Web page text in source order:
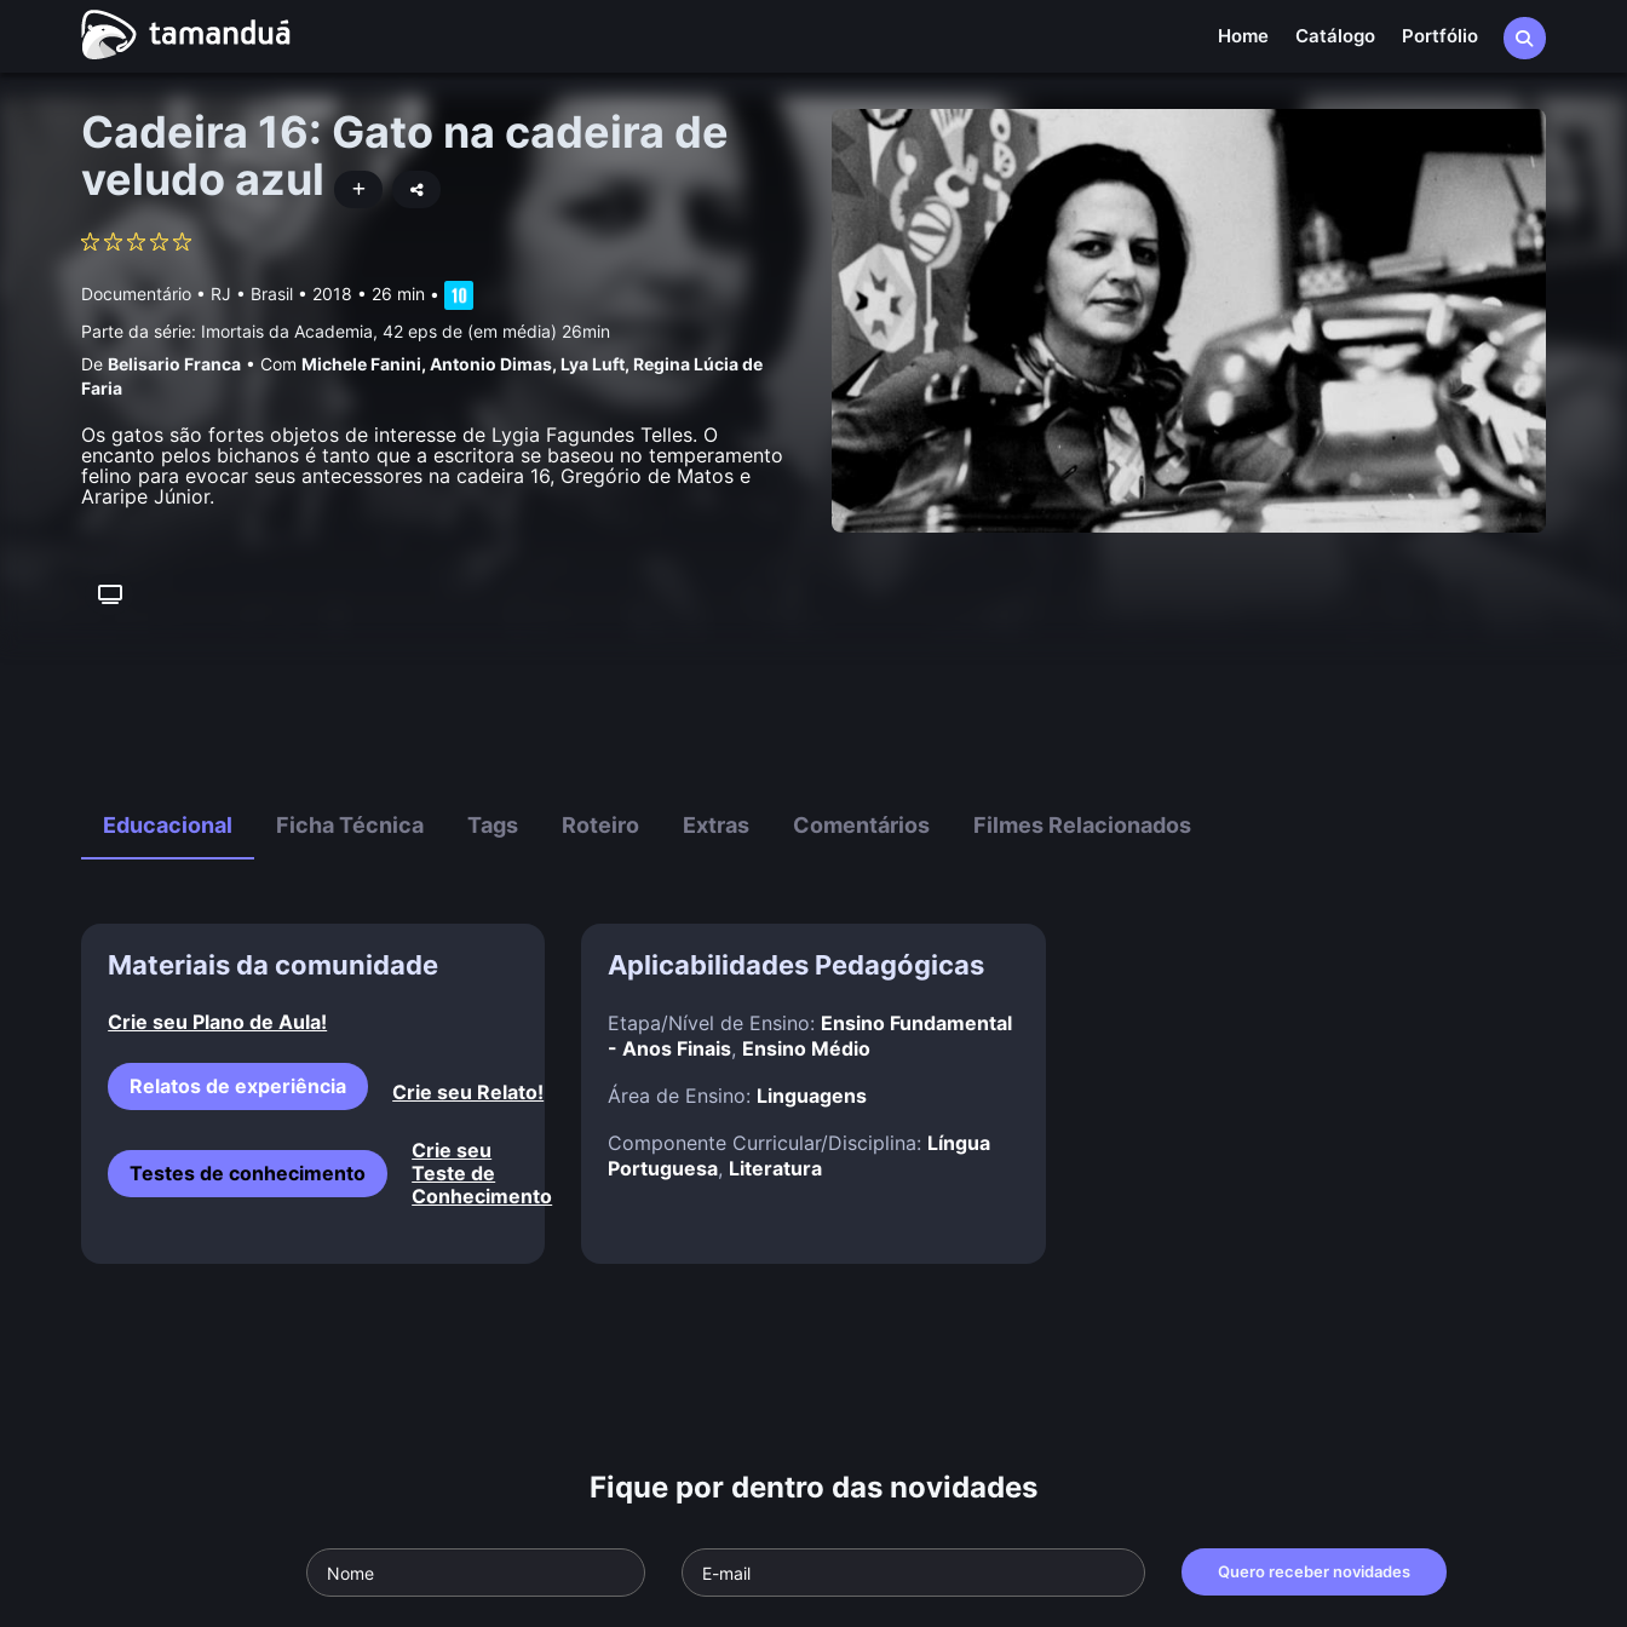
Home Catálogo Portfólio
Cadeira 16: Gato na cadeira de
veludo azul
Documentário • RJ • Brasil • 2018 • 26 min •
Parte da série: Imortais da Academia, 42 eps de (em média) 26min
DeBelisario Franca •ComMichele Fanini,Antonio Dimas, Lya Luft,Regina Lúcia de
Faria
Os gatos são fortes objetos de interesse de Lygia Fagundes Telles. O
encanto pelos bichanos é tanto que a escritora se baseou no temperamento
felino para evocar seus antecessores na cadeira 16, Gregório de Matos e
Araripe Júnior.
Educacional Ficha Técnica Tags Roteiro Extras Comentários Filmes Relacionados
Materiais da comunidade
Crie seu Plano de Aula!
Relatos de experiência Crie seu Relato!
Testes de conhecimento
Crie seu
Teste de
Conhecimento
Aplicabilidades Pedagógicas
Etapa/Nível de Ensino: Ensino Fundamental
- Anos Finais, Ensino Médio
Área de Ensino: Linguagens
Componente Curricular/Disciplina: Língua
Portuguesa, Literatura
Fique por dentro das novidades
Quero receber novidades